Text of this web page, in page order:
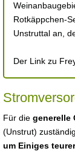
Rotkäppchen-
Unstruttal an,
Der Link zu
Für die generelle
(Unstrut)
um Einiges teurer